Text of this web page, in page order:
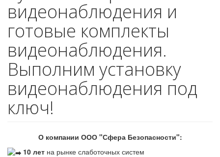
видеонаблюдения и
готовые комплекты
видеонаблюдения.
Выполним установку
видеонаблюдения под
ключ!
О компании ООО "Сфера Безопасности":
10 лет на рынке слаботочных систем